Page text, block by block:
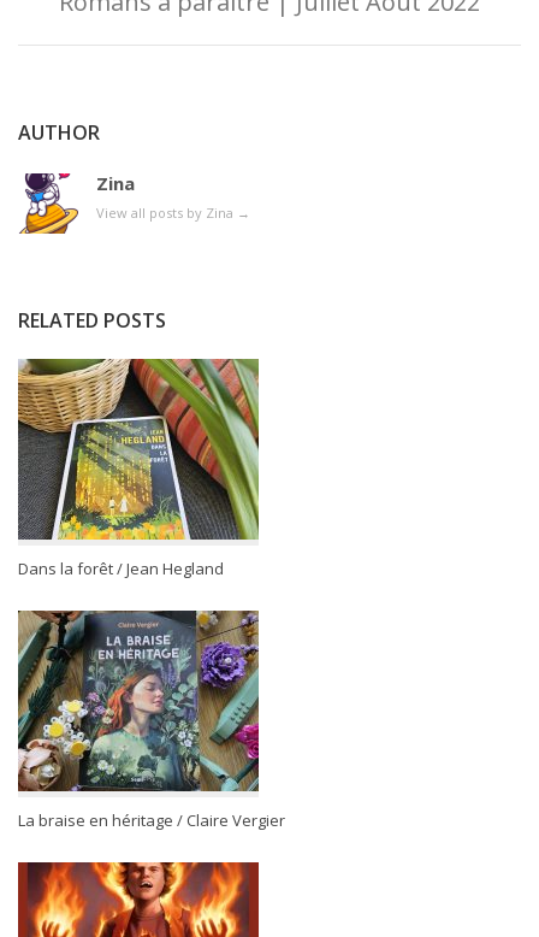
AUTHOR
Zina
View all posts by Zina →
RELATED POSTS
Dans la forêt / Jean Hegland
La braise en héritage / Claire Vergier